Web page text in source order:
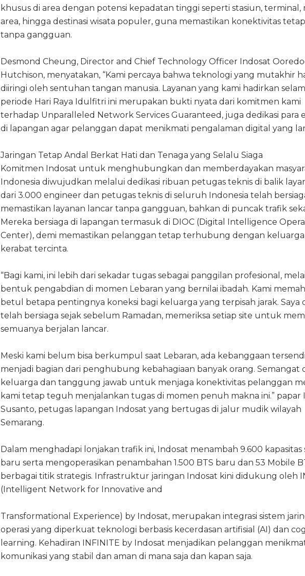
khusus di area dengan potensi kepadatan tinggi seperti stasiun, terminal,
area, hingga destinasi wisata populer, guna memastikan konektivitas tetap
tanpa gangguan.
Desmond Cheung, Director and Chief Technology Officer Indosat
Hutchison, menyatakan, “Kami percaya bahwa teknologi yang mutakhir
diiringi oleh sentuhan tangan manusia. Layanan yang kami hadirkan
periode Hari Raya Idulfitri ini merupakan bukti nyata dari komitmen kami
terhadap Unparalleled Network Services Guaranteed, juga dedikasi para
di lapangan agar pelanggan dapat menikmati pengalaman digital yang
Jaringan Tetap Andal Berkat Hati dan Tenaga yang Selalu Siaga
Komitmen Indosat untuk menghubungkan dan memberdayakan
Indonesia diwujudkan melalui dedikasi ribuan petugas teknis di balik
dari 3.000 engineer dan petugas teknis di seluruh Indonesia telah
memastikan layanan lancar tanpa gangguan, bahkan di puncak trafik
Mereka bersiaga di lapangan termasuk di DIOC (Digital Intelligence
Center), demi memastikan pelanggan tetap terhubung dengan
kerabat tercinta.
“Bagi kami, ini lebih dari sekadar tugas sebagai panggilan profesional,
bentuk pengabdian di momen Lebaran yang bernilai ibadah. Kami
betul betapa pentingnya koneksi bagi keluarga yang terpisah jarak. Saya
telah bersiaga sejak sebelum Ramadan, memeriksa setiap site untuk
semuanya berjalan lancar.
Meski kami belum bisa berkumpul saat Lebaran, ada kebanggaan
menjadi bagian dari penghubung kebahagiaan banyak orang. Semangat
keluarga dan tanggung jawab untuk menjaga konektivitas pelanggan
kami tetap teguh menjalankan tugas di momen penuh makna ini.” papar
Susanto, petugas lapangan Indosat yang bertugas di jalur mudik wilayah
Semarang.
Dalam menghadapi lonjakan trafik ini, Indosat menambah 9.600 kapasitas
baru serta mengoperasikan penambahan 1.500 BTS baru dan 53 Mobile
berbagai titik strategis. Infrastruktur jaringan Indosat kini didukung oleh
(Intelligent Network for Innovative and
Transformational Experience) by Indosat, merupakan integrasi sistem
operasi yang diperkuat teknologi berbasis kecerdasan artifisial (AI) dan
learning. Kehadiran INFINITE by Indosat menjadikan pelanggan
komunikasi yang stabil dan aman di mana saja dan kapan saja.